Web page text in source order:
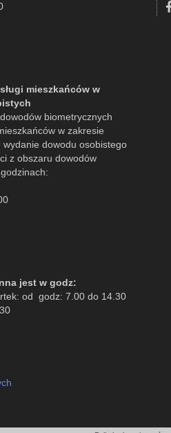
mieszkańców w
biometrycznych
w zakresie
dowodu osobistego
z obszaru dowodów
jest w godz:
od godz: 7.00 do 14.30